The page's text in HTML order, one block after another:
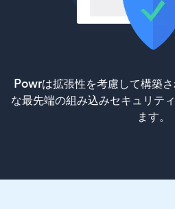
Powrは拡張性を考慮して構築
な最先端の組み込みセキュリテ
ます。